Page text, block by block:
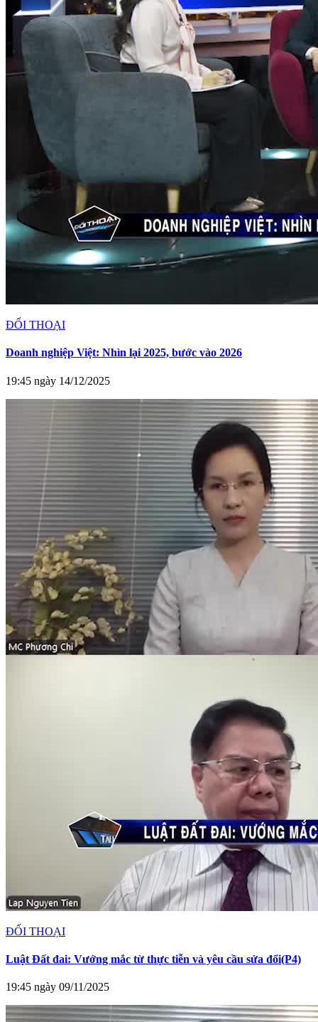
ĐỐI THOẠI
Doanh nghiệp Việt: Nhìn lại 2025, bước vào 2026
19:45 ngày 14/12/2025
ĐỐI THOẠI
Luật Đất đai: Vướng mắc từ thực tiễn và yêu cầu sửa đổi(P4)
19:45 ngày 09/11/2025